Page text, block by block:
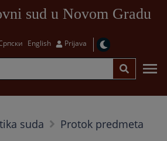
sud u Novom Gradu
English Prijava
suda Protok predmeta